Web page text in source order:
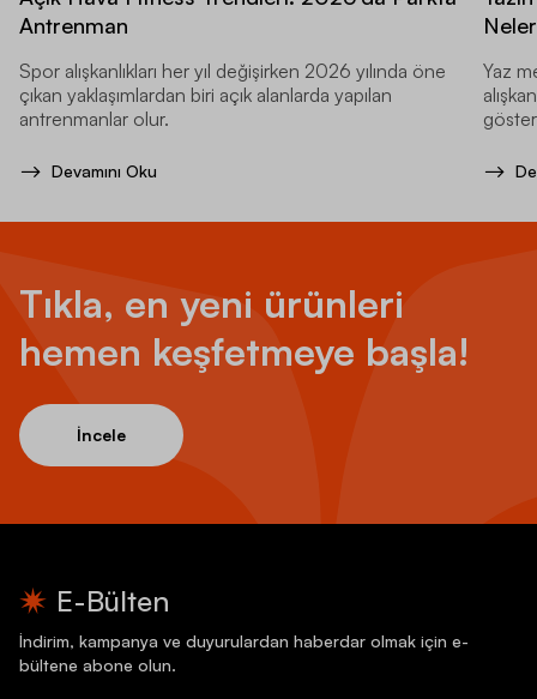
Antrenman
Spor alışkanlıkları her yıl değişirken 2026 yılında öne
çıkan yaklaşımlardan biri açık alanlarda yapılan
antrenmanlar olur.
Devamını Oku
Yaz
Tıkla, en yeni ürünleri
hemen keşfetmeye başla!
İncele
E-Bülten
İndirim, kampanya ve duyurulardan haberdar olmak için e-
bültene abone olun.